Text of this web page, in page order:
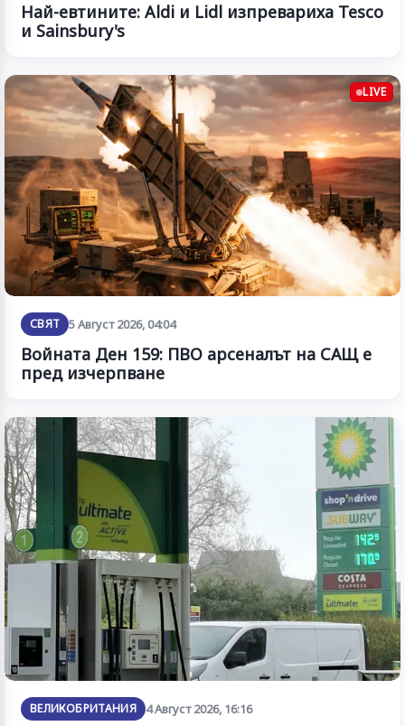
Най-евтините: Aldi и Lidl изпревариха Tesco
и Sainsbury's
LIVE
СВЯТ 5 Август 2026, 04:04
Войната Ден 159: ПВО арсеналът на САЩ е
пред изчерпване
ВЕЛИКОБРИТАНИЯ 4 Август 2026, 16:16